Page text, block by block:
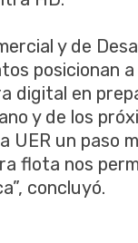
y de
posicionan
digital en
y de los
UER un paso
flota nos
concluyó.